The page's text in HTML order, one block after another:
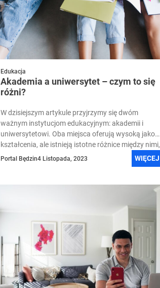
Edukacja
Akademia a uniwersytet – czym to się
różni?
W dzisiejszym artykule przyjrzymy się dwóm
ważnym instytucjom edukacyjnym: akademii i
uniwersytetowi. Oba miejsca oferują wysoką jakość
kształcenia, ale istnieją istotne różnice między nimi,
które...
Portal Będzin4 Listopada, 2023 WIĘCEJ